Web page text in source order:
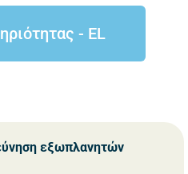
- EL
εξωπλανητών